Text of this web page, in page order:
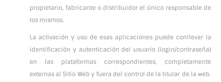
propietario, fabricante o distribuidor el único responsable de
los mismos.
La activación y uso de esas aplicaciones puede conllevar la
identificación y autenticación del usuario (login/contraseña)
en las plataformas correspondientes, completamente
externas al Sitio Web y fuera del control de la titular de la web.